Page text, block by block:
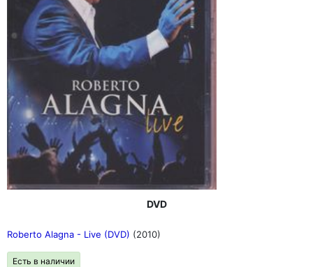
DVD
Roberto Alagna - Live (DVD) (2010)
Есть в наличии